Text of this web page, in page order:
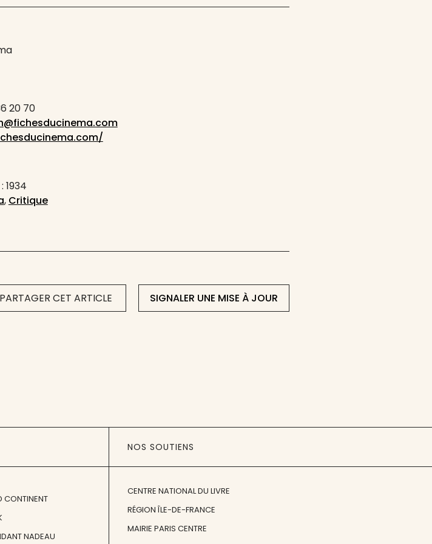
20 70
1934
, Critique
PARTAGER CET ARTICLE SIGNALER UNE MISE À JOUR
CONTINENT
NADEAU
NOS SOUTIENS
CENTRE NATIONAL DU LIVRE
RÉGION ÎLE-DE-FRANCE
MAIRIE PARIS CENTRE